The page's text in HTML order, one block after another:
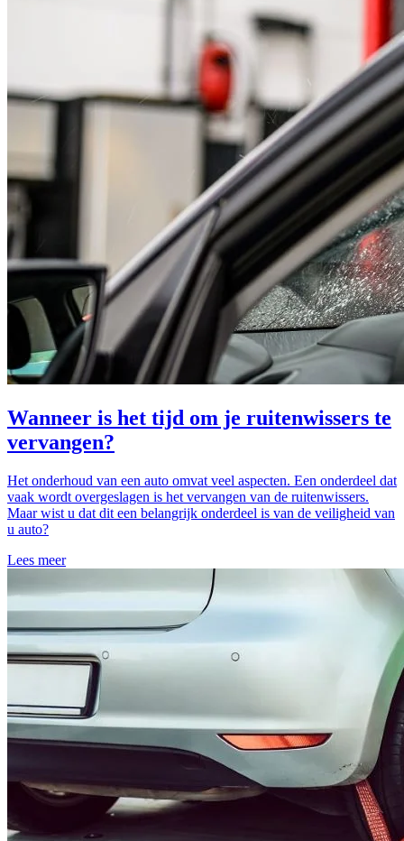
Wanneer is het tijd om je ruitenwissers te
vervangen?
Het onderhoud van een auto omvat veel aspecten. Een onderdeel dat
vaak wordt overgeslagen is het vervangen van de ruitenwissers.
Maar wist u dat dit een belangrijk onderdeel is van de veiligheid van
u auto?
Lees meer